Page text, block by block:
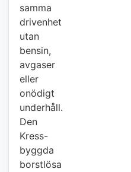
samma
drivenhet
utan
bensin,
avgaser
eller
onödigt
underhåll.
Den
Kress-
byggda
borstlösa